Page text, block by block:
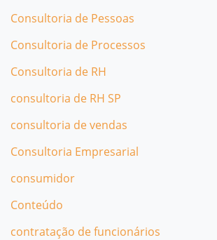
Consultoria de Pessoas
Consultoria de Processos
Consultoria de RH
consultoria de RH SP
consultoria de vendas
Consultoria Empresarial
consumidor
Conteúdo
contratação de funcionários